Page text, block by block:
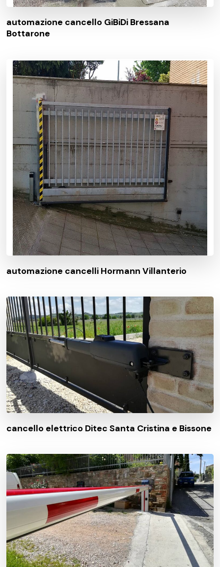
automazione cancello GiBiDi Bressana
Bottarone
automazione cancelli Hormann Villanterio
cancello elettrico Ditec Santa Cristina e Bissone